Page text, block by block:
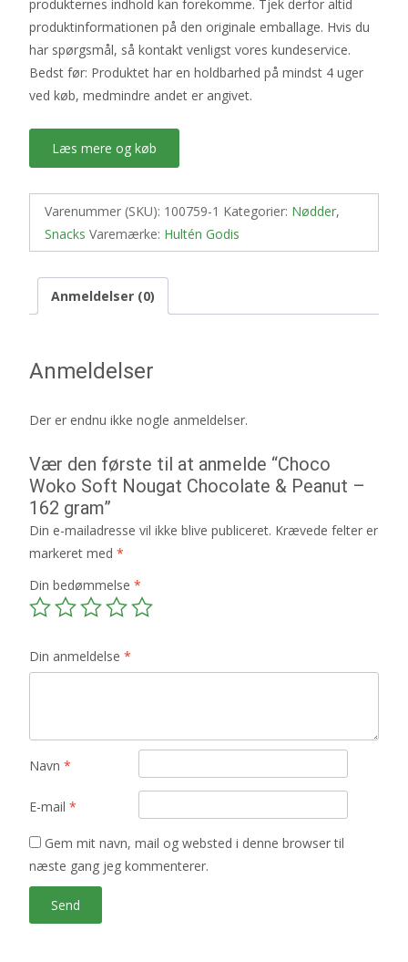
produkternes indhold kan forekomme. Tjek derfor altid
produktinformationen på den originale emballage. Hvis du
har spørgsmål, så kontakt venligst vores kundeservice.
Bedst før: Produktet har en holdbarhed på mindst 4 uger
ved køb, medmindre andet er angivet.
Læs mere og køb
Varenummer (SKU): 100759-1 Kategorier: Nødder,
Snacks Varemærke: Hultén Godis
Anmeldelser (0)
Anmeldelser
Der er endnu ikke nogle anmeldelser.
Vær den første til at anmelde “Choco
Woko Soft Nougat Chocolate & Peanut –
162 gram”
Din e-mailadresse vil ikke blive publiceret. Krævede felter er
markeret med *
Din bedømmelse *
Din anmeldelse *
Navn *
E-mail *
Gem mit navn, mail og websted i denne browser til
næste gang jeg kommenterer.